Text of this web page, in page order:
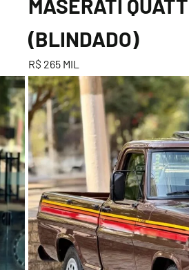
MASERATI
(BLINDADO)
R$ 265 MIL